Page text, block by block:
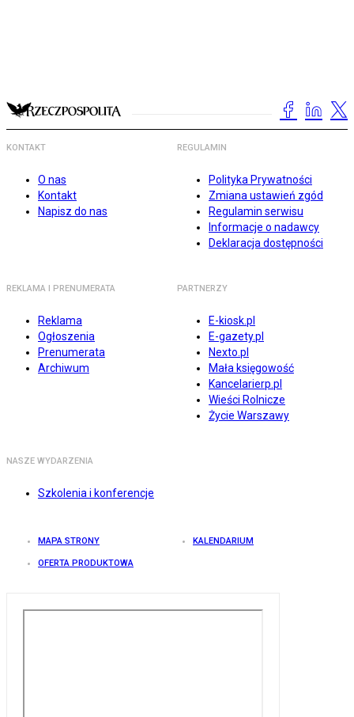
KONTAKT
O nas
Kontakt
Napisz do nas
REGULAMIN
Polityka Prywatności
Zmiana ustawień zgód
Regulamin serwisu
Informacje o nadawcy
Deklaracja dostępności
REKLAMA I PRENUMERATA
Reklama
Ogłoszenia
Prenumerata
Archiwum
PARTNERZY
E-kiosk.pl
E-gazety.pl
Nexto.pl
Mała księgowość
Kancelarierp.pl
Wieści Rolnicze
Życie Warszawy
NASZE WYDARZENIA
Szkolenia i konferencje
MAPA STRONY KALENDARIUM
OFERTA PRODUKTOWA